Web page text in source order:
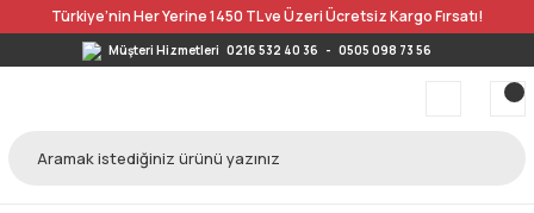
Türkiye’nin Her Yerine 1450 TL ve Üzeri Ücretsiz Kargo Fırsatı!
Müşteri Hizmetleri 0216 532 40 36 - 0505 098 73 56